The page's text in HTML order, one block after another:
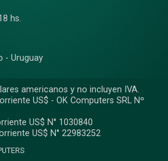
hs.
- Uruguay
americanos y no incluyen IVA.
US$ - OK Computers SRL Nº
US$ N° 1030840
US$ N° 22983252